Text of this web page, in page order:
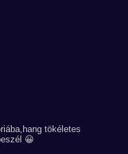
tökéletes
😀